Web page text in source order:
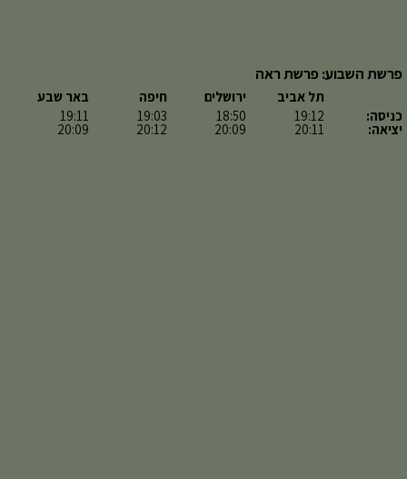
פרשת השבוע: פרשת ראה
כניסה:
יציאה:
תל אביב
19:12
20:11
ירושלים
18:50
20:09
חיפה
19:03
20:12
באר שבע
19:11
20:09